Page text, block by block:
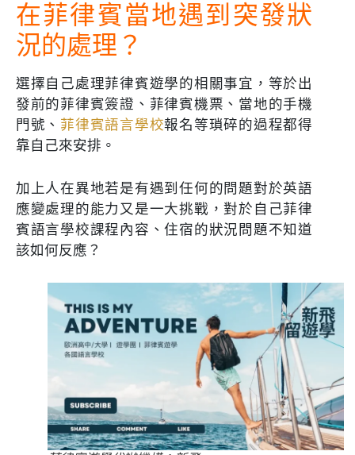
在菲律賓當地遇到突發狀
況的處理？
選擇自己處理菲律賓遊學的相關事宜，等於出
發前的菲律賓簽證、菲律賓機票、當地的手機
門號、 菲律賓語言學校報名等瑣碎的過程都得
靠自己來安排。
加上人在異地若是有遇到任何的問題對於英語
應變處理的能力又是一大挑戰，對於自己菲律
賓語言學校課程內容、住宿的狀況問題不知道
該如何反應？